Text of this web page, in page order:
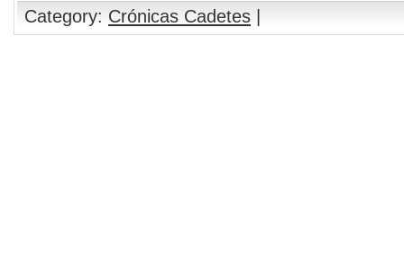
Category: Crónicas Cadetes